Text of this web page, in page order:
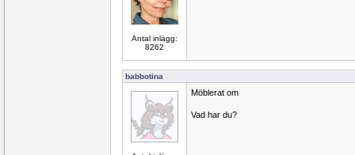
Antal inlägg:
8262
babbotina
Möblerat om
Vad har du?